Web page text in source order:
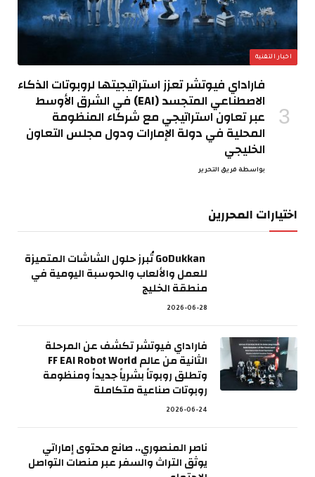
اخبار التقنية
فاراداي فيوتشر تعزز استراتيجيتها لروبوتات الذكاء
الاصطناعي المتجسد (EAI) في الشرق الأوسط
عبر تعاون استراتيجي مع شركاء المنظومة
المحلية في دولة الإمارات ودول مجلس التعاون
الخليجي
بواسطة فريق التحرير
اختيارات المحررين
GoDukkan تُبرز حلول الشاشات المتميزة
للعمل والألعاب والحوسبة اليومية في
منطقة الخليج
2026-06-28
فاراداي فيوتشر تكشف عن المرحلة
الثانية من عالم FF EAI Robot World
وتطلق روبوتاً بشرياً جديداً ومنظومة
روبوتات صناعية متكاملة
2026-06-24
ناصر المنصوري.. صانع محتوى إماراتي
يوثق التراث والسفر عبر منصات التواصل